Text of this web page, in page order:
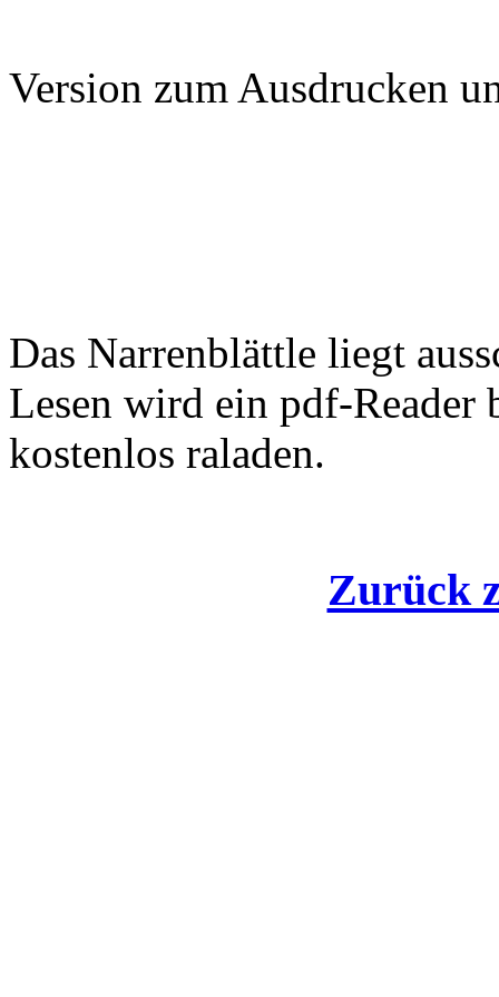
Version zum Ausdrucken
Das Narrenblättle liegt
Lesen wird ein pdf-
kostenlos raladen.
Zurück